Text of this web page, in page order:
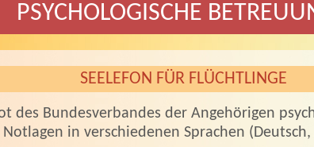
PSYCHOLOGISCHE
SEELEFON FÜR FLÜCHTLINGE
des Bundesverbandes der Angehörigen
in verschiedenen Sprachen (Deutsch,